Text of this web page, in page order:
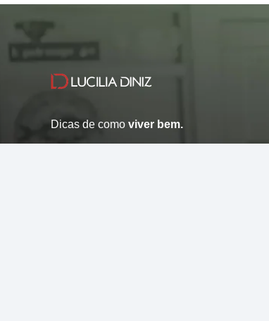
Dicas de como viver bem.